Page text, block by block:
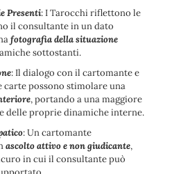
Presenti: I Tarocchi riflettono le
il consultante in un dato
fotografia della situazione
sottostanti.
: Il dialogo con il cartomante e
carte possono stimolare una
, portando a una maggiore
delle proprie dinamiche interne.
: Un cartomante
ascolto attivo e non giudicante,
in cui il consultante può